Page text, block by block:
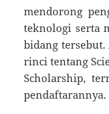
mendorong
teknologi serta
bidang
rinci tentang
Scholarship,
pendaftarannya.